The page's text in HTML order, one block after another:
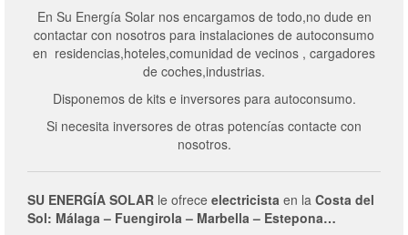
En Su Energía Solar nos encargamos de todo,no dude en
contactar con nosotros para instalaciones de autoconsumo
en residencias,hoteles,comunidad de vecinos , cargadores
de coches,industrias.
Disponemos de kits e inversores para autoconsumo.
Si necesita inversores de otras potencías contacte con
nosotros.
SU ENERGÍA SOLAR le ofrece electricista en la Costa del
Sol: Málaga – Fuengirola – Marbella – Estepona…